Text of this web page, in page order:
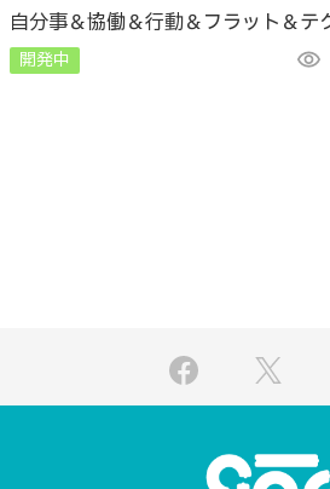
自分事＆協働＆行動＆フラット＆テ
開発中 visibility